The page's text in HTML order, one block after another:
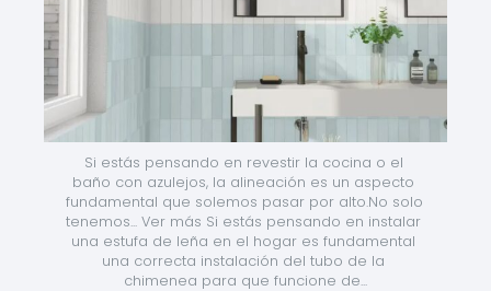
Si estás pensando en revestir la cocina o el
baño con azulejos, la alineación es un aspecto
fundamental que solemos pasar por alto.No solo
tenemos... Ver más Si estás pensando en instalar
una estufa de leña en el hogar es fundamental
una correcta instalación del tubo de la
chimenea para que funcione de...